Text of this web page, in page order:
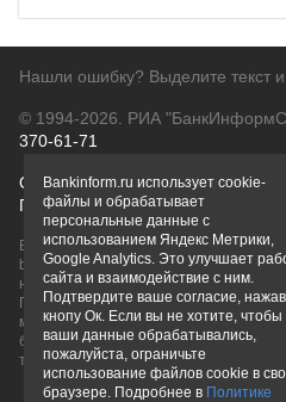
Нашли ошибку? Выделите текст
© 1994-2026. РИА
370-61-71
О проектеПолитика
Правовая информацияДля
Вся информация о продуктах банков,
bankinform.ru, носит исключительно
не является публичной офертой,
ГК РФ. Информация не содержит
может быть изменена. Конечные
банков или при личном обращении.
товарные знаки принадлежит их
Bankinform.ru использует cookie-
файлы и обрабатывает
персональные данные с
использованием Яндекс Метрики,
Google Analytics. Это улучшает
сайта и взаимодействие с ним.
Подтвердите ваше согласие, нажав
кнопу Ок. Если вы не хотите, чтобы
ваши данные обрабатывались,
пожалуйста, ограничьте
использование файлов cookie в
браузере. Подробнее в Политике